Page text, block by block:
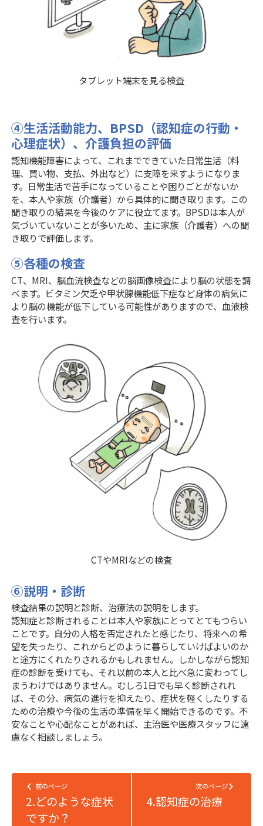
タブレット端末を見る検査
④生活活動能力、BPSD（認知症の行動・
心理症状）、介護負担の評価
認知機能障害によって、これまでできていた日常生活（料
理、買い物、支払、外出など）に支障を来すようになりま
す。日常生活で苦手になっていることや困りごとがないか
を、本人や家族（介護者）から具体的に聞き取ります。この
聞き取りの結果を今後のケアに役立てます。BPSDは本人が
気づいていないことが多いため、主に家族（介護者）への聞
き取りで評価します。
⑤各種の検査
CT、MRI、脳血流検査などの脳画像検査により脳の状態を調
べます。ビタミン欠乏や甲状腺機能低下症など身体の病気に
より脳の機能が低下している可能性がありますので、血液検
査を行います。
CTやMRIなどの検査
⑥説明・診断
検査結果の説明と診断、治療法の説明をします。
認知症と診断されることは本人や家族にとってとてもつらい
ことです。自分の人格を否定されたと感じたり、将来への希
望を失ったり、これからどのように暮らしていけばよいのか
と途方にくれたりされるかもしれません。しかしながら認知
症の診断を受けても、それ以前の本人と比べ急に変わってし
まうわけではありません。むしろ1日でも早く診断されれ
ば、その分、病気の進行を抑えたり、症状を軽くしたりする
ための治療や今後の生活の準備を早く開始できるのです。不
安なことや心配なことがあれば、主治医や医療スタッフに遠
慮なく相談しましょう。
前のページ
2.どのような症状
ですか？
次のページ
4.認知症の治療